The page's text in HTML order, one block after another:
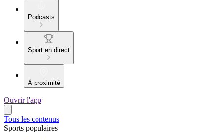
Podcasts
Sport en direct
À proximité
Ouvrir l'app
Tous les contenus
Sports populaires